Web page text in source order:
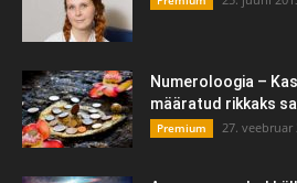
Numeroloogia –
määratud rikkaks
Premium 27. veebruar